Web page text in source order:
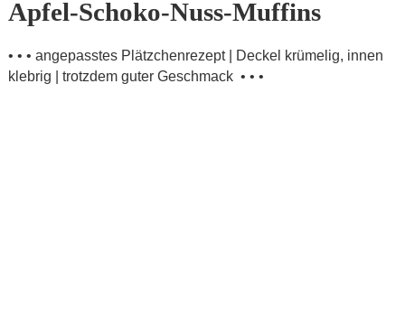
Apfel-Schoko-Nuss-Muffins
• • • angepasstes Plätzchenrezept | Deckel krümelig, innen
klebrig | trotzdem guter Geschmack • • •